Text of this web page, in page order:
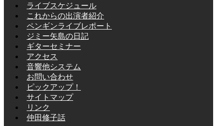
ライブスケジュール
これからの出演者紹介
ペンギンライブレポート
ジミー矢島の日記
ギターセミナー
アクセス
音響他システム
お問い合わせ
ピックアップ！
サイトマップ
リンク
仲田修子話